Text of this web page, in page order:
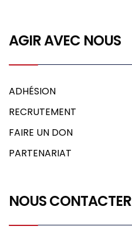
AGIR AVEC NOUS
ADHÉSION
RECRUTEMENT
FAIRE UN DON
PARTENARIAT
NOUS CONTACTER